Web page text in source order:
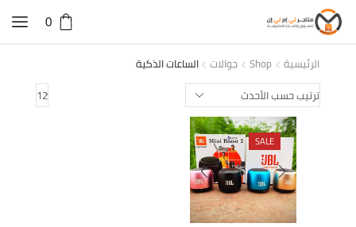
0
الرئيسية Shop جوالات الساعات الذكية
Products
per
SALE